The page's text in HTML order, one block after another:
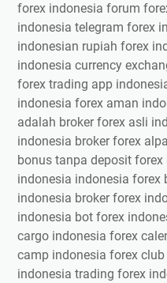
forex indonesia forum
indonesia telegram forex
indonesian rupiah forex
indonesia currency
forex trading app
indonesia forex aman
adalah broker forex asli
indonesia broker forex
bonus tanpa deposit
indonesia indonesia forex
indonesia broker forex
indonesia bot forex
cargo indonesia forex
camp indonesia forex
indonesia trading forex